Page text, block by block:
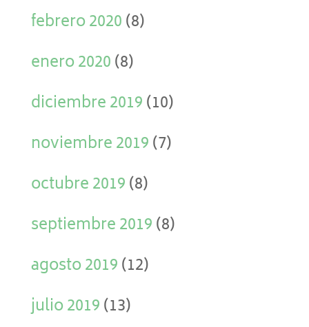
febrero 2020(8)
enero 2020(8)
diciembre 2019(10)
noviembre 2019(7)
octubre 2019(8)
septiembre 2019(8)
agosto 2019(12)
julio 2019(13)